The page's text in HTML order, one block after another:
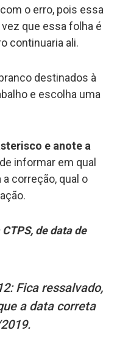
o erro, pois essa
que essa folha é
continuaria ali.
destinados à
e escolha uma
e anote a
informar em qual
correção, qual o
de data de
Fica ressalvado,
a data correta